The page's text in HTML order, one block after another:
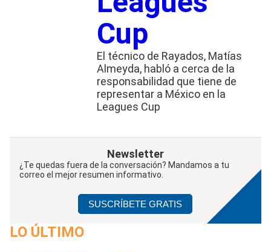
Cup
El técnico de Rayados, Matías
Almeyda, habló a cerca de la
responsabilidad que tiene de
representar a México en la
Leagues Cup
Newsletter
¿Te quedas fuera de la conversación? Mandamos a tu
correo el mejor resumen informativo.
SUSCRÍBETE GRATIS
LO ÚLTIMO